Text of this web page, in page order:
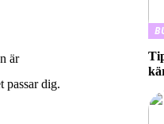
är
passar dig.